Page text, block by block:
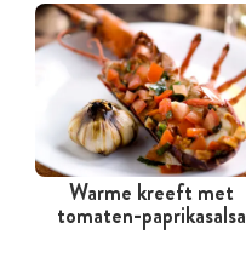
Warme kreeft met
tomaten-paprikasalsa